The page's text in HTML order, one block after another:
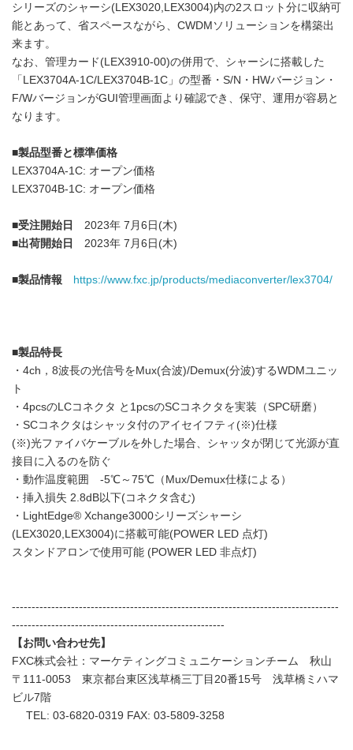
シリーズのシャーシ(LEX3020,LEX3004)内の2スロット分に収納可
能とあって、省スペースながら、CWDMソリューションを構築出
来ます。
なお、管理カード(LEX3910-00)の併用で、シャーシに搭載した
「LEX3704A-1C/LEX3704B-1C」の型番・S/N・HWバージョン・
F/WバージョンがGUI管理画面より確認でき、保守、運用が容易と
なります。
■製品型番と標準価格
LEX3704A-1C: オープン価格
LEX3704B-1C: オープン価格
■受注開始日 2023年 7月6日(木)
■出荷開始日 2023年 7月6日(木)
■製品情報 https://www.fxc.jp/products/mediaconverter/lex3704/
■製品特長
・4ch，8波長の光信号をMux(合波)/Demux(分波)するWDMユニッ
ト
・4pcsのLCコネクタ と1pcsのSCコネクタを実装（SPC研磨）
・SCコネクタはシャッタ付のアイセイフティ(※)仕様
(※)光ファイバケーブルを外した場合、シャッタが閉じて光源が直
接目に入るのを防ぐ
・動作温度範囲 -5℃～75℃（Mux/Demux仕様による）
・挿入損失 2.8dB以下(コネクタ含む)
・LightEdge® Xchange3000シリーズシャーシ
(LEX3020,LEX3004)に搭載可能(POWER LED 点灯)
スタンドアロンで使用可能 (POWER LED 非点灯)
-----------------------------------------------------------------------------------
------------------------------------------------------
【お問い合わせ先】
FXC株式会社：マーケティングコミュニケーションチーム 秋山
〒111-0053 東京都台東区浅草橋三丁目20番15号 浅草橋ミハマ
ビル7階
TEL: 03-6820-0319 FAX: 03-5809-3258